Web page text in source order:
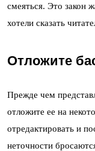
смеяться. Это закон
хотели сказать
Отложите
Прежде чем
отложите ее на
отредактировать и
неточности